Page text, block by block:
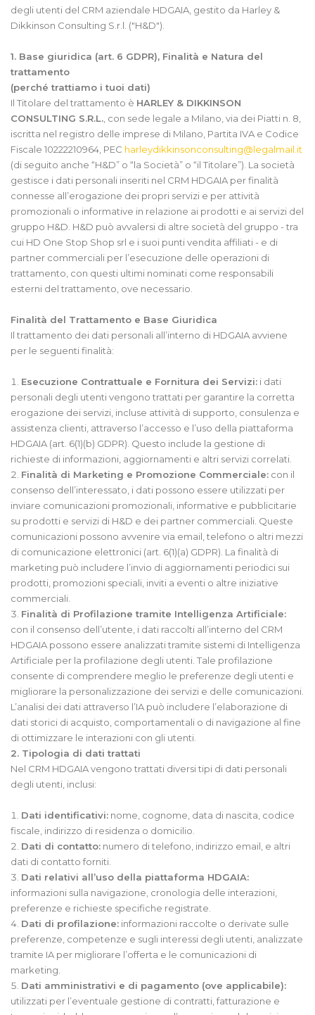
degli utenti del CRM aziendale HDGAIA, gestito da Harley &
Dikkinson Consulting S.r.l. ("H&D").
1. Base giuridica (art. 6 GDPR), Finalità e Natura del
trattamento
(perché trattiamo i tuoi dati)
Il Titolare del trattamento è HARLEY & DIKKINSON
CONSULTING S.R.L., con sede legale a Milano, via dei Piatti n. 8,
iscritta nel registro delle imprese di Milano, Partita IVA e Codice
Fiscale 10222210964, PEC harleydikkinsonconsulting@legalmail.it
(di seguito anche “H&D” o “la Società” o “il Titolare”). La società
gestisce i dati personali inseriti nel CRM HDGAIA per finalità
connesse all’erogazione dei propri servizi e per attività
promozionali o informative in relazione ai prodotti e ai servizi del
gruppo H&D. H&D può avvalersi di altre società del gruppo - tra
cui HD One Stop Shop srl e i suoi punti vendita affiliati - e di
partner commerciali per l’esecuzione delle operazioni di
trattamento, con questi ultimi nominati come responsabili
esterni del trattamento, ove necessario.
Finalità del Trattamento e Base Giuridica
Il trattamento dei dati personali all’interno di HDGAIA avviene
per le seguenti finalità:
Esecuzione Contrattuale e Fornitura dei Servizi: i dati
personali degli utenti vengono trattati per garantire la corretta
erogazione dei servizi, incluse attività di supporto, consulenza e
assistenza clienti, attraverso l’accesso e l’uso della piattaforma
HDGAIA (art. 6(1)(b) GDPR). Questo include la gestione di
richieste di informazioni, aggiornamenti e altri servizi correlati.
Finalità di Marketing e Promozione Commerciale: con il
consenso dell’interessato, i dati possono essere utilizzati per
inviare comunicazioni promozionali, informative e pubblicitarie
su prodotti e servizi di H&D e dei partner commerciali. Queste
comunicazioni possono avvenire via email, telefono o altri mezzi
di comunicazione elettronici (art. 6(1)(a) GDPR). La finalità di
marketing può includere l’invio di aggiornamenti periodici sui
prodotti, promozioni speciali, inviti a eventi o altre iniziative
commerciali.
Finalità di Profilazione tramite Intelligenza Artificiale:
con il consenso dell’utente, i dati raccolti all’interno del CRM
HDGAIA possono essere analizzati tramite sistemi di Intelligenza
Artificiale per la profilazione degli utenti. Tale profilazione
consente di comprendere meglio le preferenze degli utenti e
migliorare la personalizzazione dei servizi e delle comunicazioni.
L’analisi dei dati attraverso l’IA può includere l’elaborazione di
dati storici di acquisto, comportamentali o di navigazione al fine
di ottimizzare le interazioni con gli utenti.
2. Tipologia di dati trattati
Nel CRM HDGAIA vengono trattati diversi tipi di dati personali
degli utenti, inclusi:
Dati identificativi: nome, cognome, data di nascita, codice
fiscale, indirizzo di residenza o domicilio.
Dati di contatto: numero di telefono, indirizzo email, e altri
dati di contatto forniti.
Dati relativi all’uso della piattaforma HDGAIA:
informazioni sulla navigazione, cronologia delle interazioni,
preferenze e richieste specifiche registrate.
Dati di profilazione: informazioni raccolte o derivate sulle
preferenze, competenze e sugli interessi degli utenti, analizzate
tramite IA per migliorare l’offerta e le comunicazioni di
marketing.
Dati amministrativi e di pagamento (ove applicabile):
utilizzati per l’eventuale gestione di contratti, fatturazione e